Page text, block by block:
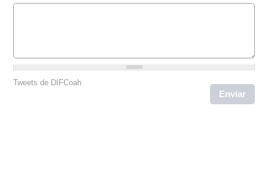
Tweets de DIFCoah